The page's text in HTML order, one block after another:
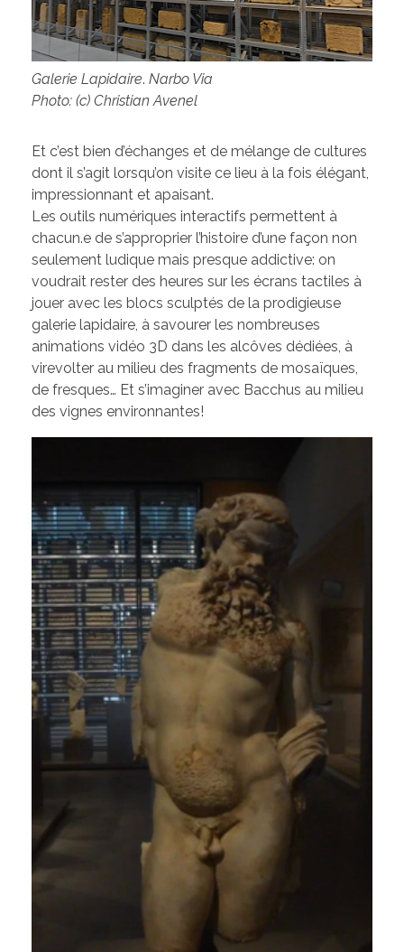
Galerie Lapidaire. Narbo Via
Photo: (c) Christian Avenel
Et c’est bien d’échanges et de mélange de cultures
dont il s’agit lorsqu’on visite ce lieu à la fois élégant,
impressionnant et apaisant.
Les outils numériques interactifs permettent à
chacun.e de s’approprier l’histoire d’une façon non
seulement ludique mais presque addictive: on
voudrait rester des heures sur les écrans tactiles à
jouer avec les blocs sculptés de la prodigieuse
galerie lapidaire, à savourer les nombreuses
animations vidéo 3D dans les alcôves dédiées, à
virevolter au milieu des fragments de mosaïques,
de fresques… Et s’imaginer avec Bacchus au milieu
des vignes environnantes!